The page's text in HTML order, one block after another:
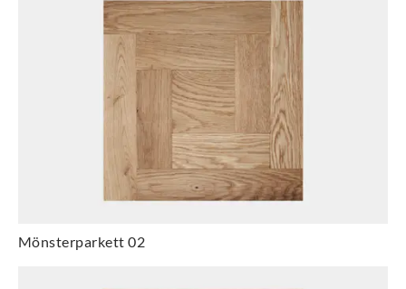
Mönsterparkett 02